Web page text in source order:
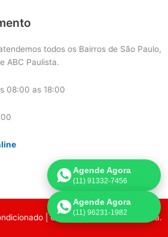
todos os Bairros de São Paulo,
ABC Paulista.
08:00 as 18:00
| Criado por:Página de Venda.
Agende Agora
(11) 91332-7456
Agende Agora
(11) 96231-1982